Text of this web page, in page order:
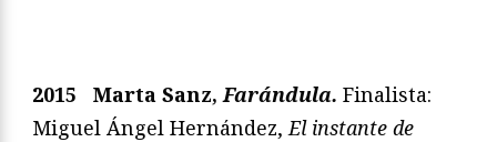
2015 Marta Sanz, Farándula. Finalista:
Miguel Ángel Hernández, El instante de